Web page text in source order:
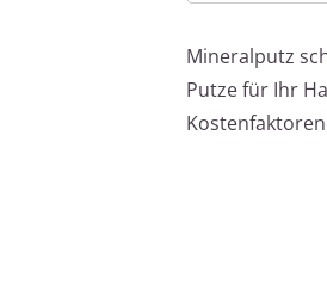
Mineralputz
Putze für Ihr